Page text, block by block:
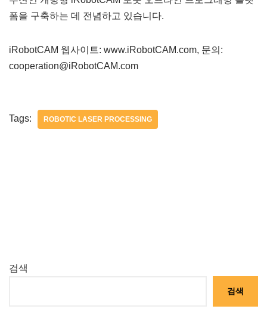
폼을 구축하는 데 전념하고 있습니다.
iRobotCAM 웹사이트: www.iRobotCAM.com, 문의:
cooperation@iRobotCAM.com
Tags: ROBOTIC LASER PROCESSING
검색
검색